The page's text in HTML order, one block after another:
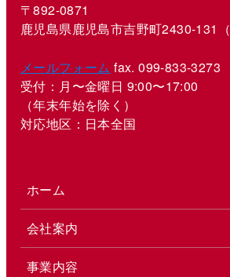
〒892-0871
鹿児島県鹿児島市吉野町2430-131（
メールフォーム fax. 099-833-3273
受付：月〜金曜日 9:00〜17:00
（年末年始を除く）
対応地区：日本全国
ホーム
会社案内
事業内容